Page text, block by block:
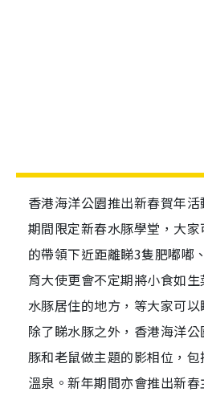
香港海洋公園推出新春賀年
期間限定新春水豚學堂，大
的帶領下近距離睇3隻肥嘟嘟
育大使更會不定期將小食如
水豚居住的地方，等大家可以
除了睇水豚之外，香港海洋
豚和老鼠做主題的影相位，
溫泉。新年期間亦會推出新